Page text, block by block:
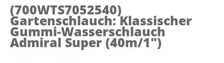
(700WTS7052540)
Gartenschlauch: Klassischer
Gummi-Wasserschlauch
Admiral Super (40m/1")